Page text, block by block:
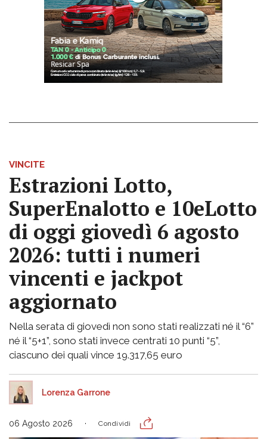
VINCITE
Estrazioni Lotto,
SuperEnalotto e 10eLotto
di oggi giovedì 6 agosto
2026: tutti i numeri
vincenti e jackpot
aggiornato
Nella serata di giovedì non sono stati realizzati né il “6”
né il “5+1”, sono stati invece centrati 10 punti “5”,
ciascuno dei quali vince 19.317,65 euro
Lorenza Garrone
06 Agosto 2026 Condividi